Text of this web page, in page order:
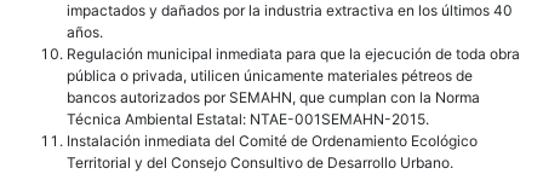
impactados y dañados por la industria extractiva en los últimos 40
años.
Regulación municipal inmediata para que la ejecución de toda obra
pública o privada, utilicen únicamente materiales pétreos de
bancos autorizados por SEMAHN, que cumplan con la Norma
Técnica Ambiental Estatal: NTAE-001SEMAHN-2015.
Instalación inmediata del Comité de Ordenamiento Ecológico
Territorial y del Consejo Consultivo de Desarrollo Urbano.